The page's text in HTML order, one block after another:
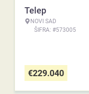
Telep
NOVI SAD
ŠIFRA: #573005
€229.040